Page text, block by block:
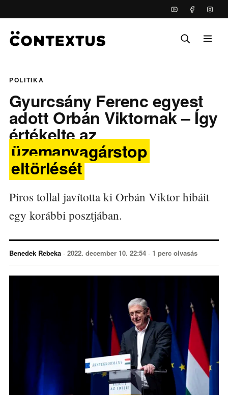
POLITIKA
Gyurcsány Ferenc egyest
adott Orbán Viktornak – Így
értékelte az
üzemanyagárstop
eltörlését
Piros tollal javította ki Orbán Viktor hibáit
egy korábbi posztjában.
Benedek Rebeka · 2022. december 10. 22:54 · 1 perc olvasás